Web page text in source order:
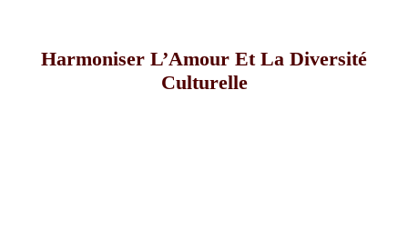
Harmoniser L’Amour Et La Diversité
Culturelle